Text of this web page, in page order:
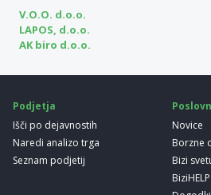
V.O.O. d.o.o.
LAPOS, d.o.o.
AK biro d.o.o.
Podjetja
Išči po dejavnostih
Naredi analizo trga
Seznam podjetij
Novice
Borzne
Bizi
BiziHELP